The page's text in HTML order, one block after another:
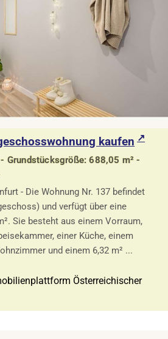
kaufen
Grundstücksgröße: 688,05 m² -
- Die Wohnung Nr. 137 befindet
und verfügt über eine
Sie besteht aus einem Vorraum,
einer Küche, einem
und einem 6,32 m² ...
Österreichischer